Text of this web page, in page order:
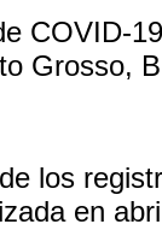
COVID-
Grosso,
los
en